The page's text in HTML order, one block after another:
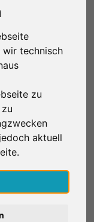
wir technisch
zu
aktuell
vergessen?